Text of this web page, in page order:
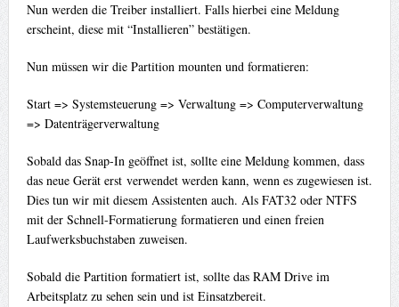
Nun werden die Treiber installiert. Falls hierbei eine Meldung
erscheint, diese mit “Installieren” bestätigen.
Nun müssen wir die Partition mounten und formatieren:
Start => Systemsteuerung => Verwaltung => Computerverwaltung
=> Datenträgerverwaltung
Sobald das Snap-In geöffnet ist, sollte eine Meldung kommen, dass
das neue Gerät erst verwendet werden kann, wenn es zugewiesen ist.
Dies tun wir mit diesem Assistenten auch. Als FAT32 oder NTFS
mit der Schnell-Formatierung formatieren und einen freien
Laufwerksbuchstaben zuweisen.
Sobald die Partition formatiert ist, sollte das RAM Drive im
Arbeitsplatz zu sehen sein und ist Einsatzbereit.